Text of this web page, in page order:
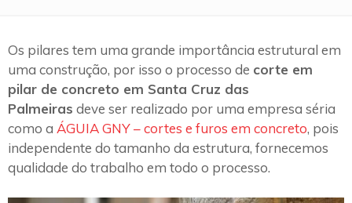
Os pilares tem uma grande importância estrutural em
uma construção, por isso o processo de corte em
pilar de concreto em Santa Cruz das
Palmeiras deve ser realizado por uma empresa séria
como a ÁGUIA GNY – cortes e furos em concreto, pois
independente do tamanho da estrutura, fornecemos
qualidade do trabalho em todo o processo.